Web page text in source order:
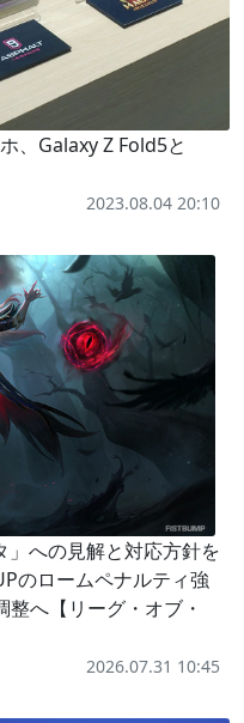
、Galaxy Z Fold5と
2023.08.04 20:10
」への見解と対応方針を
のロームペナルティ強
へ【リーグ・オブ・
2026.07.31 10:45